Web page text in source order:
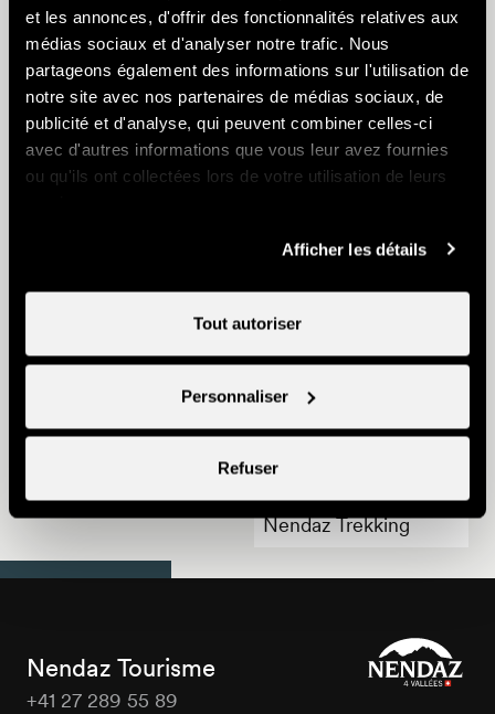
et les annonces, d'offrir des fonctionnalités relatives aux
médias sociaux et d'analyser notre trafic. Nous
partageons également des informations sur l'utilisation de
notre site avec nos partenaires de médias sociaux, de
publicité et d'analyse, qui peuvent combiner celles-ci
avec d'autres informations que vous leur avez fournies
ou qu'ils ont collectées lors de votre utilisation de leurs
Afficher les détails
Tout autoriser
Personnaliser
Refuser
D'autres idées
Nendaz E-bike Tour
Bon Plan Famille
Nendaz Trekking
Nendaz Tourisme
+41 27 289 55 89